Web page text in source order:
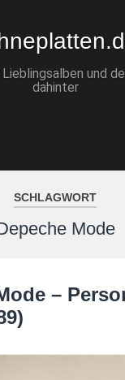
und
dahinter
SCHLAGWORT
Mode
–